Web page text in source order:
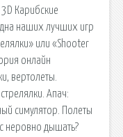
Карибские
наших лучших игр
или «Shooter
онлайн
вертолеты.
Апач:
симулятор. Полеты
неровно дышать?